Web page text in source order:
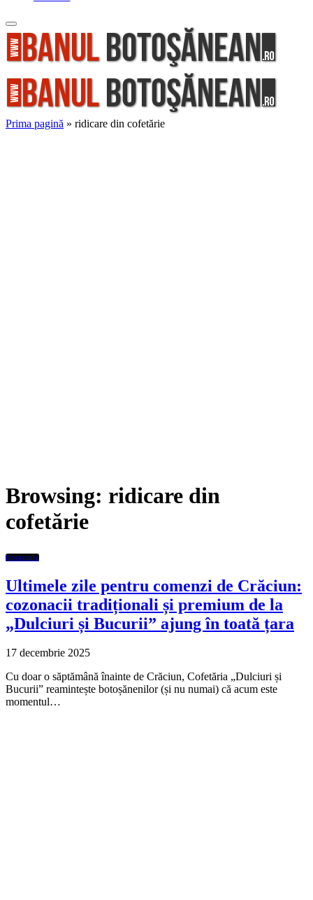
Prima pagină » ridicare din cofetărie
Browsing: ridicare din
cofetărie
Economic
Ultimele zile pentru comenzi de Crăciun:
cozonacii tradiționali și premium de la
„Dulciuri și Bucurii” ajung în toată țara
17 decembrie 2025
Cu doar o săptămână înainte de Crăciun, Cofetăria „Dulciuri și
Bucurii” reamintește botoșănenilor (și nu numai) că acum este
momentul…